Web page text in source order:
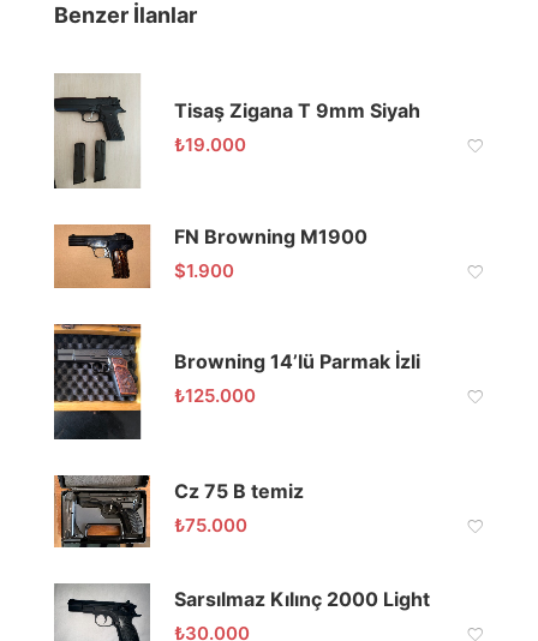
Benzer İlanlar
Tisaş Zigana T 9mm Siyah
₺19.000
FN Browning M1900
$1.900
Browning 14’lü Parmak İzli
₺125.000
Cz 75 B temiz
₺75.000
Sarsılmaz Kılınç 2000 Light
₺30.000